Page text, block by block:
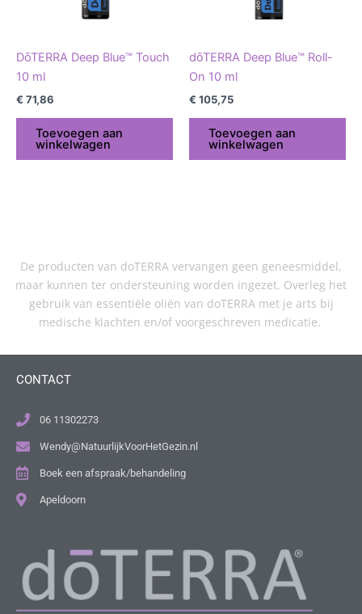
DōTERRA Deep Blue™ Touch
10 ml
€ 71,86
Toevoegen aan
winkelwagen
dōTERRA Deep Blue™ Roll-
On 10 ml
€ 105,75
Toevoegen aan
winkelwagen
De producten van doTERRA vervangen geen geneesmiddel,
maar kunnen ter ondersteuning worden ingezet. Overleg het
gebruik van essentiële oliën van doTERRA met je arts bij
medische klachten en/of voorgeschreven medicatie.
CONTACT
06 11302273
Wendy@NatuurlijkVoorHetGezin.nl
Boek een afspraak/behandeling
Apeldoorn